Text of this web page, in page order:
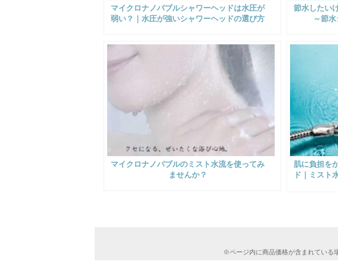
マイクロナノバブルシャワーヘッドは水圧が
弱い？｜水圧が強いシャワーヘッドの選び方
節水したい
～節
マイクロナノバブルのミスト水流を使ってみ
ませんか？
肌に負担を
ド｜ミスト
※ページ内に商品価格が含まれている